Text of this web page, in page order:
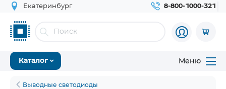
Екатеринбург 8-800-1000-321
Каталог Меню
Выводные светодиоды